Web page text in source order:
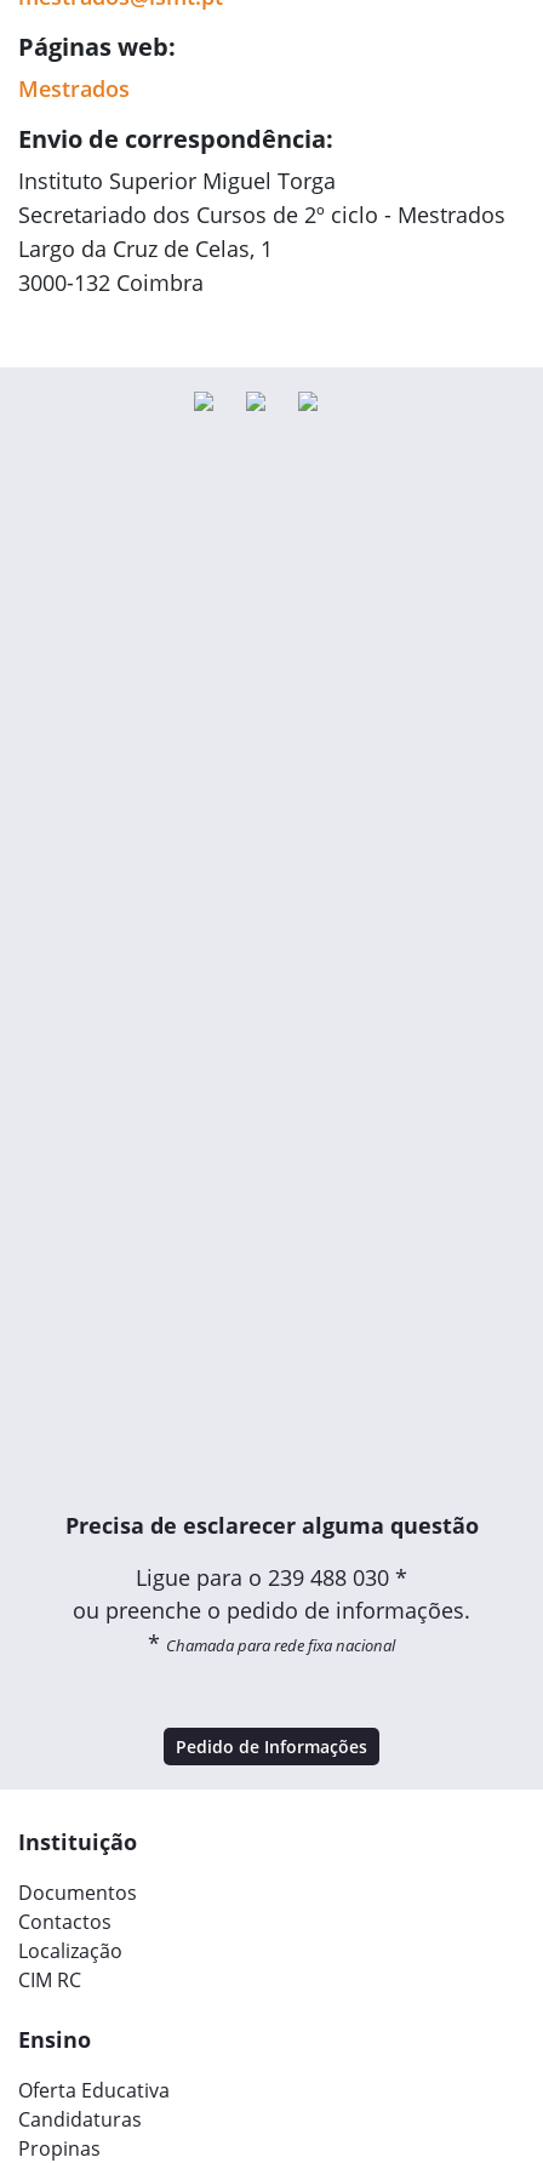
Páginas web:
Mestrados
Envio de correspondência:
Instituto Superior Miguel Torga
Secretariado dos Cursos de 2º ciclo - Mestrados
Largo da Cruz de Celas, 1
3000-132 Coimbra
Precisa de esclarecer alguma questão
Ligue para o 239 488 030 *
ou preenche o pedido de informações.
* Chamada para rede fixa nacional
Pedido de Informações
Instituição
Documentos
Contactos
Localização
CIM RC
Ensino
Oferta Educativa
Candidaturas
Propinas